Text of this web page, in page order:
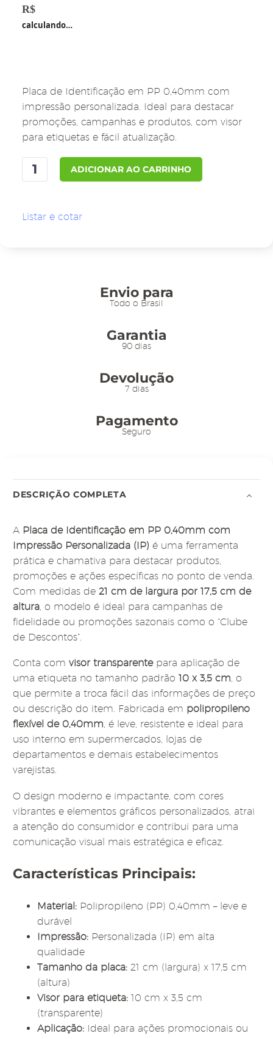
como
4.33
5, com
R$
calculando…
Placa de Identificação em PP 0,40mm com
impressão personalizada. Ideal para destacar
promoções, campanhas e produtos, com visor
para etiquetas e fácil atualização.
Placa
de
em
ADICIONAR AO CARRINHO
Listar e cotar
Envio para
Todo o Brasil
Garantia
90 dias
Devolução
7 dias
Pagamento
Seguro
DESCRIÇÃO COMPLETA
A Placa de Identificação em PP 0,40mm com
Impressão Personalizada (IP) é uma ferramenta
prática e chamativa para destacar produtos,
promoções e ações específicas no ponto de venda.
Com medidas de 21 cm de largura por 17,5 cm de
altura, o modelo é ideal para campanhas de
fidelidade ou promoções sazonais como o “Clube
de Descontos”.
Conta com visor transparentepara aplicação de
uma etiqueta no tamanho padrão 10 x 3,5 cm, o
que permite a troca fácil das informações de preço
ou descrição do item. Fabricada em polipropileno
flexível de 0,40mm, é leve, resistente e ideal para
uso interno em supermercados, lojas de
departamentos e demais estabelecimentos
varejistas.
O design moderno e impactante, com cores
vibrantes e elementos gráficos personalizados, atrai
a atenção do consumidor e contribui para uma
comunicação visual mais estratégica e eficaz.
Características Principais:
Material: Polipropileno (PP) 0,40mm – leve e
durável
Impressão: Personalizada (IP) em alta
qualidade
Tamanho da placa: 21 cm (largura) x 17,5 cm
(altura)
Visor para etiqueta: 10 cm x 3,5 cm
(transparente)
Aplicação: Ideal para ações promocionais ou